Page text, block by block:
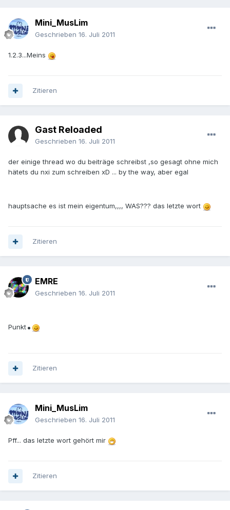
Mini_MusLim
Geschrieben 16. Juli 2011
1.2.3...Meins
Zitieren
Gast Reloaded
Geschrieben 16. Juli 2011
der einige thread wo du beiträge schreibst ,so gesagt ohne mich
hätets du nxi zum schreiben xD ... by the way, aber egal
hauptsache es ist mein eigentum,,,, WAS??? das letzte wort
Zitieren
EMRE
Geschrieben 16. Juli 2011
Punkt.
Zitieren
Mini_MusLim
Geschrieben 16. Juli 2011
Pff... das letzte wort gehört mir
Zitieren